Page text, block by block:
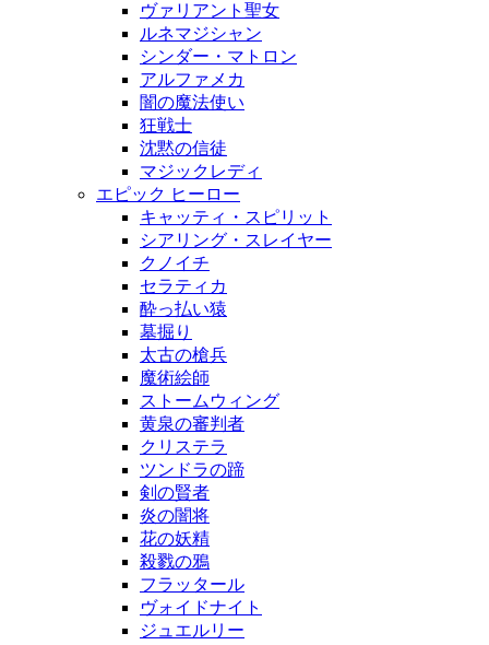
ヴァリアント聖女
ルネマジシャン
シンダー・マトロン
アルファメカ
闇の魔法使い
狂戦士
沈黙の信徒
マジックレディ
エピック ヒーロー
キャッティ・スピリット
シアリング・スレイヤー
クノイチ
セラティカ
酔っ払い猿
墓掘り
太古の槍兵
魔術絵師
ストームウィング
黄泉の審判者
クリステラ
ツンドラの蹄
剣の賢者
炎の闇将
花の妖精
殺戮の鴉
フラッタール
ヴォイドナイト
ジュエルリー